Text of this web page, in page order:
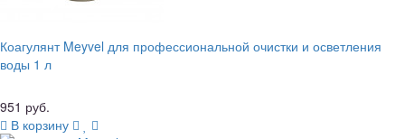
Коагулянт Meyvel для профессиональной очистки и осветления
воды 1 л
951 руб.
В корзину